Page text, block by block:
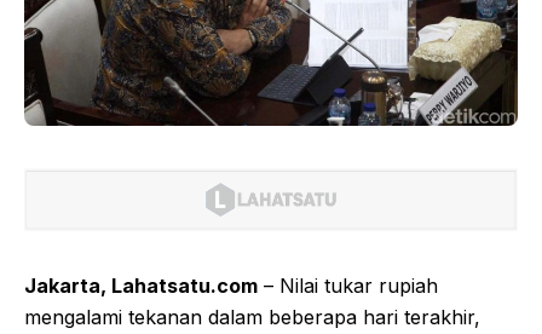
Jakarta, Lahatsatu.com – Nilai tukar rupiah
mengalami tekanan dalam beberapa hari terakhir,